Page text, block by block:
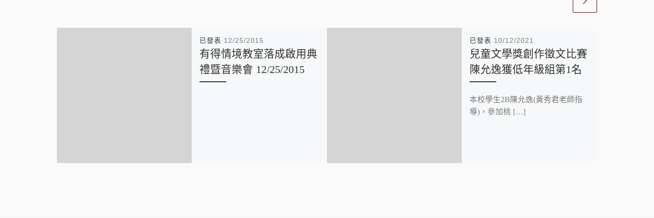
已發表 12/25/2015
有得情境教室落成啟用典
禮暨音樂會 12/25/2015
已發表 10/12/2021
兒童文學獎創作徵文比賽
陳允逸獲低年級組第1名
本校學生2B陳允逸(黃秀君老師指
導)，參加桃 […]